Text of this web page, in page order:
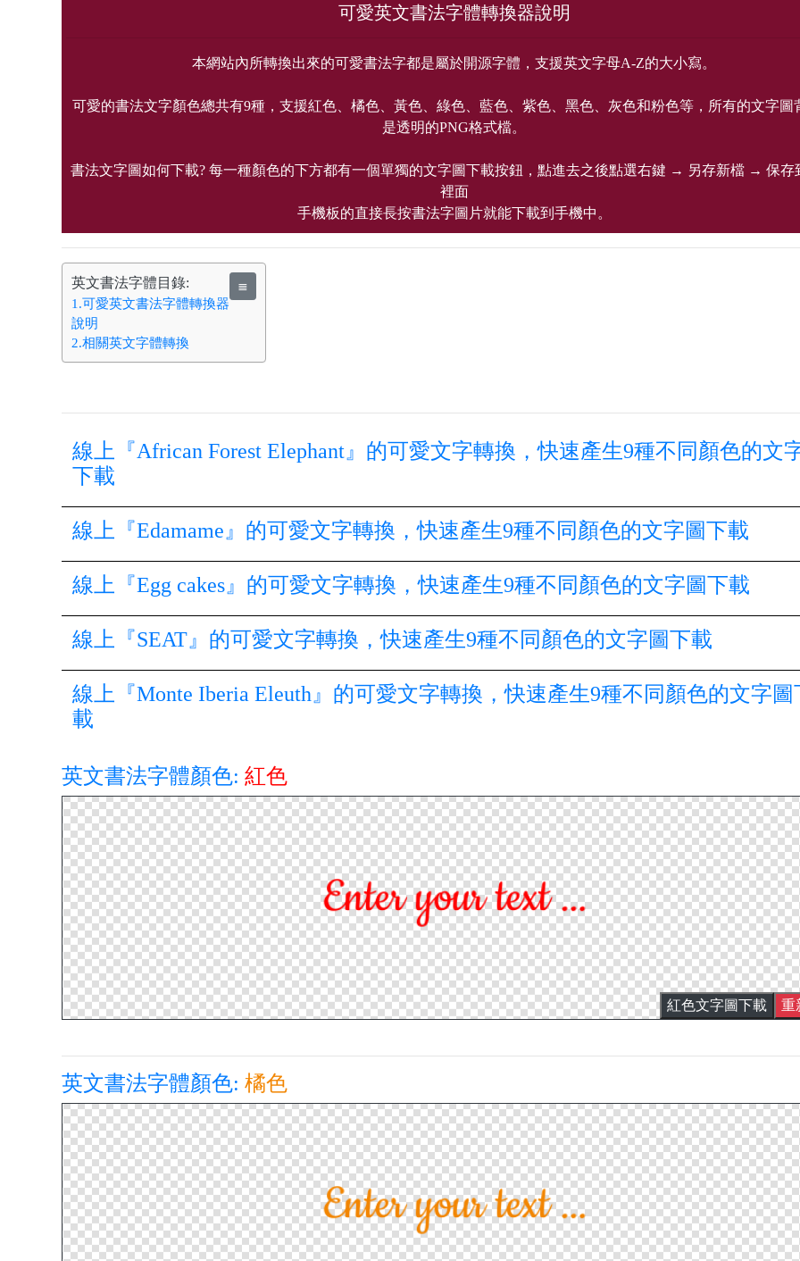
可愛英文書法字體轉換器說明
本網站內所轉換出來的可愛書法字都是屬於開源字體，支援英文字母A-Z的大小寫。
可愛的書法文字顏色總共有9種，支援紅色、橘色、黃色、綠色、藍色、紫色、黑色、灰色和粉色等，所有的文字圖
是透明的PNG格式檔。
書法文字圖如何下載? 每一種顏色的下方都有一個單獨的文字圖下載按鈕，點進去之後點選右鍵 → 另存新檔 → 保存
裡面
手機板的直接長按書法字圖片就能下載到手機中。
英文書法字體目錄: ≣
1.可愛英文書法字體轉換器
說明
2.相關英文字體轉換
線上『African Forest Elephant』的可愛文字轉換，快速產生9種不同顏色的文
下載
線上『Edamame』的可愛文字轉換，快速產生9種不同顏色的文字圖下載
線上『Egg cakes』的可愛文字轉換，快速產生9種不同顏色的文字圖下載
線上『SEAT』的可愛文字轉換，快速產生9種不同顏色的文字圖下載
線上『Monte Iberia Eleuth』的可愛文字轉換，快速產生9種不同顏色的文字圖
載
英文書法字體顏色:紅色
紅色文字圖下載 重
英文書法字體顏色:橘色